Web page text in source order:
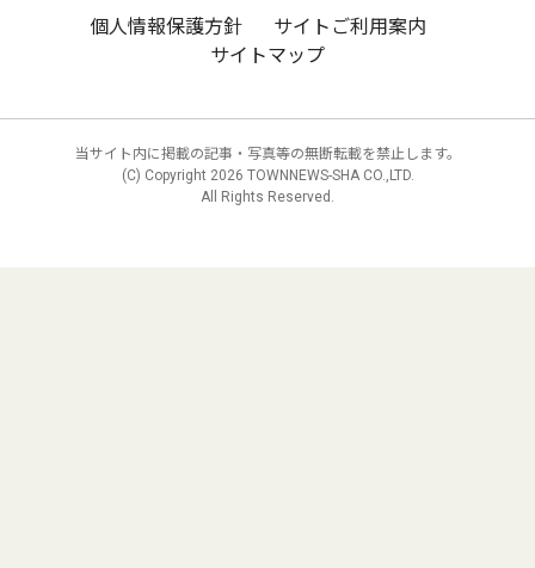
個人情報保護方針
サイトご利用案内
サイトマップ
当サイト内に掲載の記事・写真等の無断転載を禁止します。
(C) Copyright 2026 TOWNNEWS-SHA CO.,LTD.
All Rights Reserved.